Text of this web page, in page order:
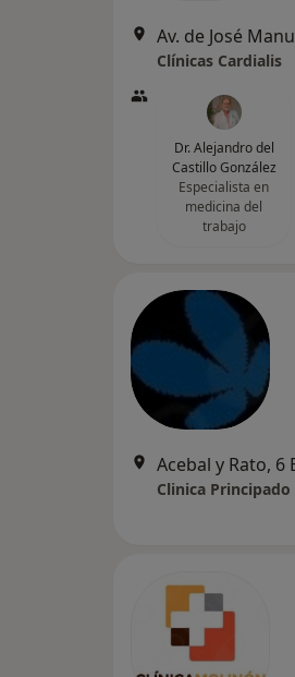
Clínicas Cardialis
Dr. Alejandro del
Castillo González
Especialista en
medicina del
trabajo
Clinica Principado